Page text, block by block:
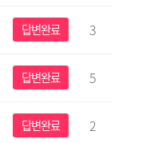
답변완료 3
답변완료 5
답변완료 2